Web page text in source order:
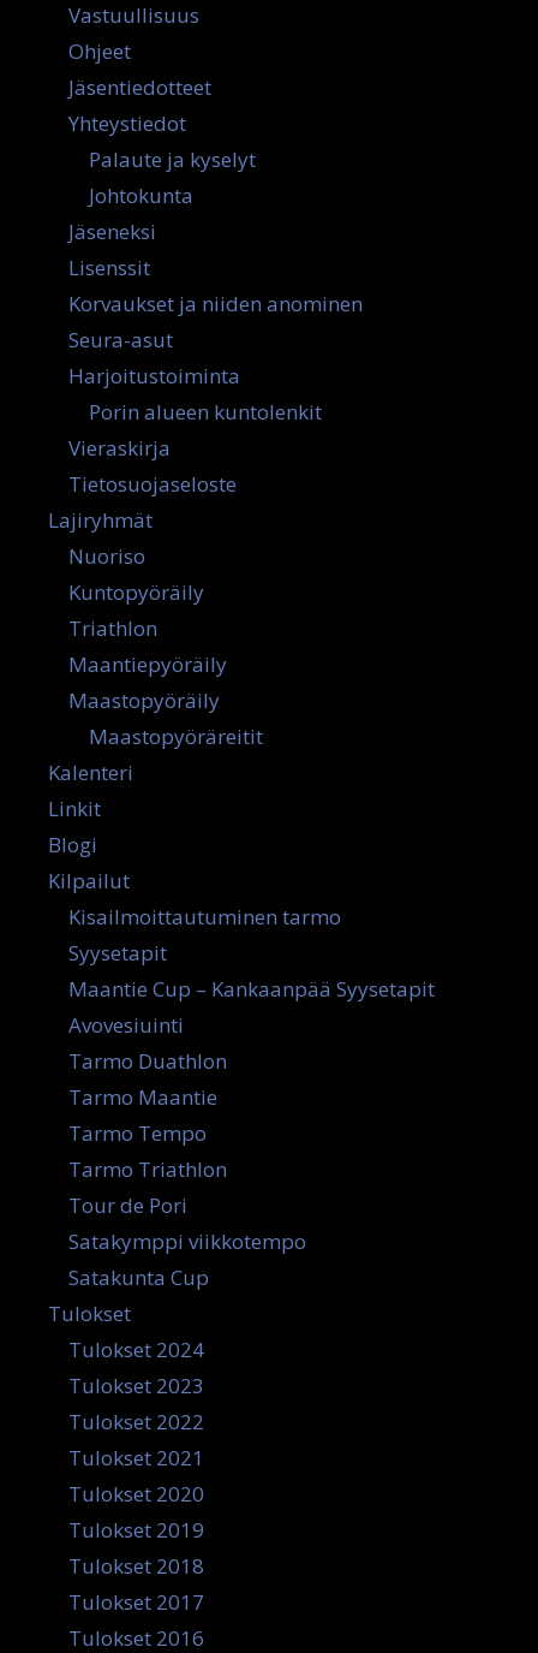
Vastuullisuus
Ohjeet
Jäsentiedotteet
Yhteystiedot
Palaute ja kyselyt
Johtokunta
Jäseneksi
Lisenssit
Korvaukset ja niiden anominen
Seura-asut
Harjoitustoiminta
Porin alueen kuntolenkit
Vieraskirja
Tietosuojaseloste
Lajiryhmät
Nuoriso
Kuntopyöräily
Triathlon
Maantiepyöräily
Maastopyöräily
Maastopyöräreitit
Kalenteri
Linkit
Blogi
Kilpailut
Kisailmoittautuminen tarmo
Syysetapit
Maantie Cup – Kankaanpää Syysetapit
Avovesiuinti
Tarmo Duathlon
Tarmo Maantie
Tarmo Tempo
Tarmo Triathlon
Tour de Pori
Satakymppi viikkotempo
Satakunta Cup
Tulokset
Tulokset 2024
Tulokset 2023
Tulokset 2022
Tulokset 2021
Tulokset 2020
Tulokset 2019
Tulokset 2018
Tulokset 2017
Tulokset 2016